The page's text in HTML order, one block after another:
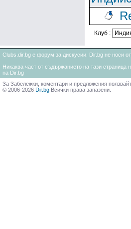
Клуб :
Clubs.dir.bg е форум за дискусии. Dir.bg не носи
Никаква част от съдържанието на тази
на Dir.bg
За Забележки, коментари и предложения
© 2006-2026 Dir.bg Всички права запазени.